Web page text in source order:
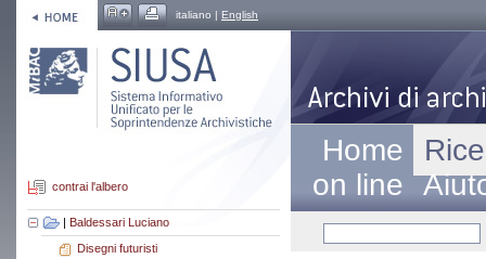
italiano | English
contrai l'albero
| Baldessari Luciano
Disegni futuristi
Home
on line